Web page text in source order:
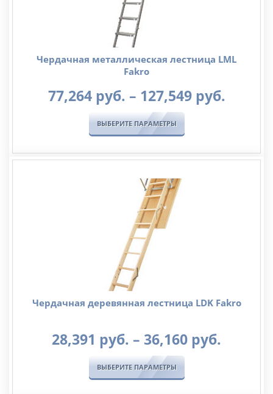
Чердачная металлическая лестница LML
Fakro
77,264руб. – 127,549руб.
–
ВЫБЕРИТЕ ПАРАМЕТРЫ
Чердачная деревянная лестница LDK Fakro
28,391 руб. – 36,160 руб.
ВЫБЕРИТЕ ПАРАМЕТРЫ